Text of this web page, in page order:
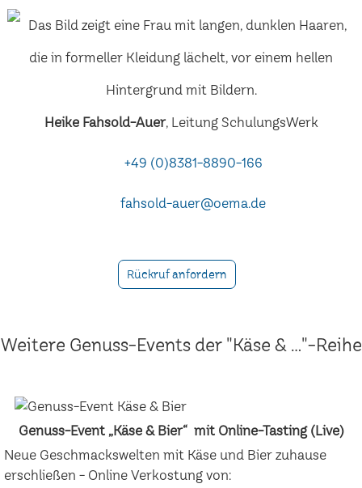
Heike Fahsold-Auer, Leitung SchulungsWerk
+49 (0)8381-8890-166
fahsold-auer@oema.de
Rückruf anfordern
Weitere Genuss-Events der "Käse & ..."-Reihe
Genuss-Event „Käse & Bier“ mit Online-Tasting (Live)
Neue Geschmackswelten mit Käse und Bier zuhause
erschließen - Online Verkostung von: